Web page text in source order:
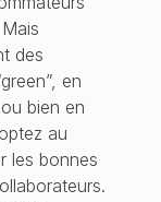
des
en
bien en
au
les bonnes